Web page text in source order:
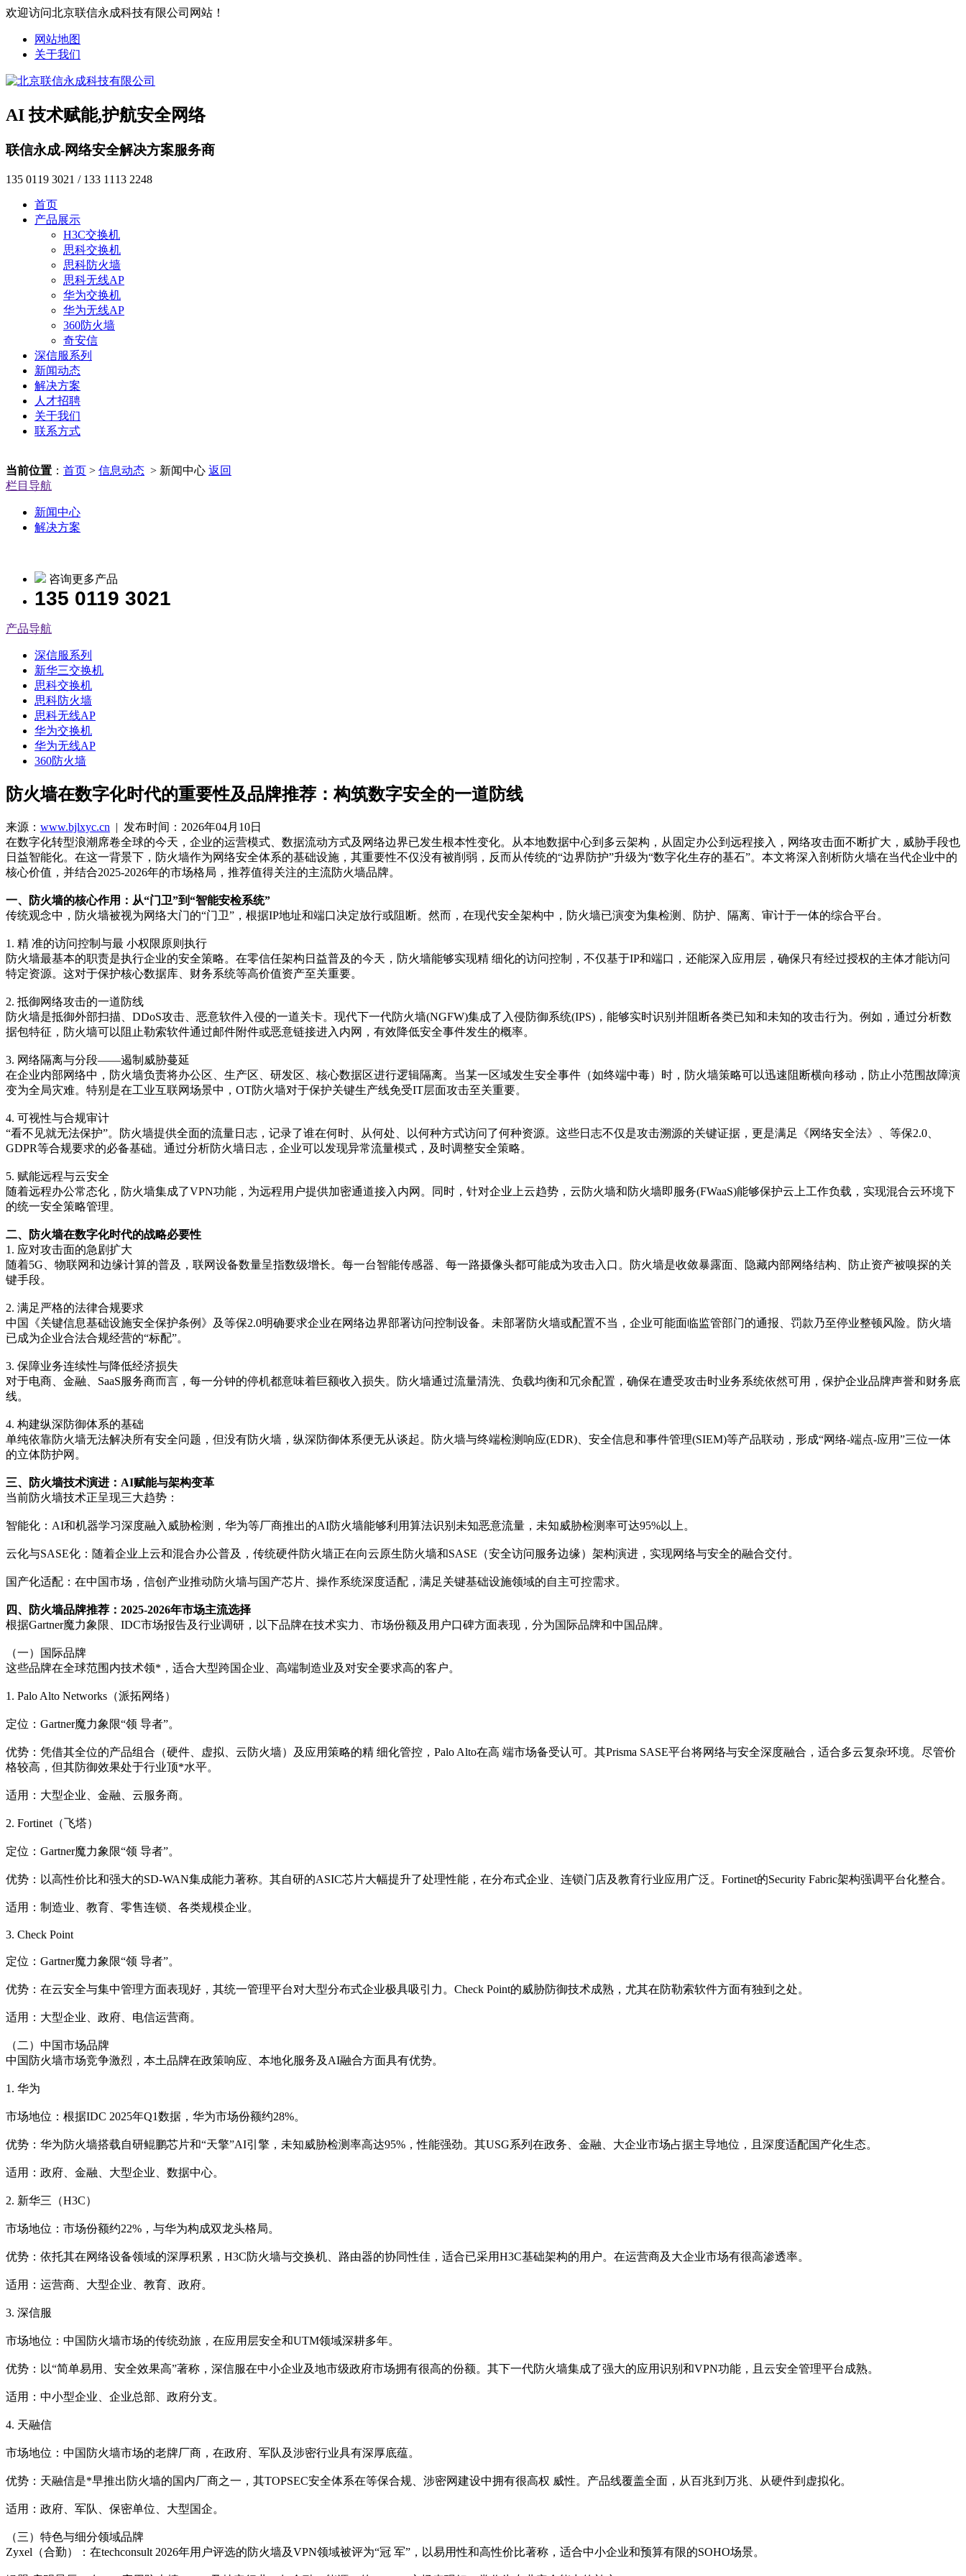
欢迎访问北京联信永成科技有限公司网站！
网站地图
关于我们
AI 技术赋能,护航安全网络
联信永成-网络安全解决方案服务商
135 0119 3021 / 133 1113 2248
首页
产品展示
H3C交换机
思科交换机
思科防火墙
思科无线AP
华为交换机
华为无线AP
360防火墙
奇安信
深信服系列
新闻动态
解决方案
人才招聘
关于我们
联系方式
当前位置 ： 首页 > 信息动态 > 新闻中心 返回
栏目导航
新闻中心
解决方案
咨询更多产品
135 0119 3021
产品导航
深信服系列
新华三交换机
思科交换机
思科防火墙
思科无线AP
华为交换机
华为无线AP
360防火墙
防火墙在数字化时代的重要性及品牌推荐：构筑数字安全的一道防线
来源： www.bjlxyc.cn | 发布时间：2026年04月10日
在数字化转型浪潮席卷全球的今天，企业的运营模式、数据流动方式及网络边界已发生根本性变化。从本地数据中心到多云架构，从固定办公到远程接入，网络攻击面不断扩大，威胁手段也
日益智能化。在这一背景下，防火墙作为网络安全体系的基础设施，其重要性不仅没有被削弱，反而从传统的“边界防护”升级为“数字化生存的基石”。本文将深入剖析防火墙在当代企业中的
核心价值，并结合2025-2026年的市场格局，推荐值得关注的主流防火墙品牌。
一、防火墙的核心作用：从“门卫”到“智能安检系统”
传统观念中，防火墙被视为网络大门的“门卫”，根据IP地址和端口决定放行或阻断。然而，在现代安全架构中，防火墙已演变为集检测、防护、隔离、审计于一体的综合平台。
1. 精 准的访问控制与最 小权限原则执行
防火墙最基本的职责是执行企业的安全策略。在零信任架构日益普及的今天，防火墙能够实现精 细化的访问控制，不仅基于IP和端口，还能深入应用层，确保只有经过授权的主体才能访问
特定资源。这对于保护核心数据库、财务系统等高价值资产至关重要。
2. 抵御网络攻击的一道防线
防火墙是抵御外部扫描、DDoS攻击、恶意软件入侵的一道关卡。现代下一代防火墙(NGFW)集成了入侵防御系统(IPS)，能够实时识别并阻断各类已知和未知的攻击行为。例如，通过分析数
据包特征，防火墙可以阻止勒索软件通过邮件附件或恶意链接进入内网，有效降低安全事件发生的概率。
3. 网络隔离与分段——遏制威胁蔓延
在企业内部网络中，防火墙负责将办公区、生产区、研发区、核心数据区进行逻辑隔离。当某一区域发生安全事件（如终端中毒）时，防火墙策略可以迅速阻断横向移动，防止小范围故障演
变为全局灾难。特别是在工业互联网场景中，OT防火墙对于保护关键生产线免受IT层面攻击至关重要。
4. 可视性与合规审计
“看不见就无法保护”。防火墙提供全面的流量日志，记录了谁在何时、从何处、以何种方式访问了何种资源。这些日志不仅是攻击溯源的关键证据，更是满足《网络安全法》、等保2.0、
GDPR等合规要求的必备基础。通过分析防火墙日志，企业可以发现异常流量模式，及时调整安全策略。
5. 赋能远程与云安全
随着远程办公常态化，防火墙集成了VPN功能，为远程用户提供加密通道接入内网。同时，针对企业上云趋势，云防火墙和防火墙即服务(FWaaS)能够保护云上工作负载，实现混合云环境下
的统一安全策略管理。
二、防火墙在数字化时代的战略必要性
1. 应对攻击面的急剧扩大
随着5G、物联网和边缘计算的普及，联网设备数量呈指数级增长。每一台智能传感器、每一路摄像头都可能成为攻击入口。防火墙是收敛暴露面、隐藏内部网络结构、防止资产被嗅探的关
键手段。
2. 满足严格的法律合规要求
中国《关键信息基础设施安全保护条例》及等保2.0明确要求企业在网络边界部署访问控制设备。未部署防火墙或配置不当，企业可能面临监管部门的通报、罚款乃至停业整顿风险。防火墙
已成为企业合法合规经营的“标配”。
3. 保障业务连续性与降低经济损失
对于电商、金融、SaaS服务商而言，每一分钟的停机都意味着巨额收入损失。防火墙通过流量清洗、负载均衡和冗余配置，确保在遭受攻击时业务系统依然可用，保护企业品牌声誉和财务底
线。
4. 构建纵深防御体系的基础
单纯依靠防火墙无法解决所有安全问题，但没有防火墙，纵深防御体系便无从谈起。防火墙与终端检测响应(EDR)、安全信息和事件管理(SIEM)等产品联动，形成“网络-端点-应用”三位一体
的立体防护网。
三、防火墙技术演进：AI赋能与架构变革
当前防火墙技术正呈现三大趋势：
智能化：AI和机器学习深度融入威胁检测，华为等厂商推出的AI防火墙能够利用算法识别未知恶意流量，未知威胁检测率可达95%以上。
云化与SASE化：随着企业上云和混合办公普及，传统硬件防火墙正在向云原生防火墙和SASE（安全访问服务边缘）架构演进，实现网络与安全的融合交付。
国产化适配：在中国市场，信创产业推动防火墙与国产芯片、操作系统深度适配，满足关键基础设施领域的自主可控需求。
四、防火墙品牌推荐：2025-2026年市场主流选择
根据Gartner魔力象限、IDC市场报告及行业调研，以下品牌在技术实力、市场份额及用户口碑方面表现，分为国际品牌和中国品牌。
（一）国际品牌
这些品牌在全球范围内技术领*，适合大型跨国企业、高端制造业及对安全要求高的客户。
1. Palo Alto Networks（派拓网络）
定位：Gartner魔力象限“领 导者”。
优势：凭借其全位的产品组合（硬件、虚拟、云防火墙）及应用策略的精 细化管控，Palo Alto在高 端市场备受认可。其Prisma SASE平台将网络与安全深度融合，适合多云复杂环境。尽管价
格较高，但其防御效果处于行业顶*水平。
适用：大型企业、金融、云服务商。
2. Fortinet（飞塔）
定位：Gartner魔力象限“领 导者”。
优势：以高性价比和强大的SD-WAN集成能力著称。其自研的ASIC芯片大幅提升了处理性能，在分布式企业、连锁门店及教育行业应用广泛。Fortinet的Security Fabric架构强调平台化整合。
适用：制造业、教育、零售连锁、各类规模企业。
3. Check Point
定位：Gartner魔力象限“领 导者”。
优势：在云安全与集中管理方面表现好，其统一管理平台对大型分布式企业极具吸引力。Check Point的威胁防御技术成熟，尤其在防勒索软件方面有独到之处。
适用：大型企业、政府、电信运营商。
（二）中国市场品牌
中国防火墙市场竞争激烈，本土品牌在政策响应、本地化服务及AI融合方面具有优势。
1. 华为
市场地位：根据IDC 2025年Q1数据，华为市场份额约28%。
优势：华为防火墙搭载自研鲲鹏芯片和“天擎”AI引擎，未知威胁检测率高达95%，性能强劲。其USG系列在政务、金融、大企业市场占据主导地位，且深度适配国产化生态。
适用：政府、金融、大型企业、数据中心。
2. 新华三（H3C）
市场地位：市场份额约22%，与华为构成双龙头格局。
优势：依托其在网络设备领域的深厚积累，H3C防火墙与交换机、路由器的协同性佳，适合已采用H3C基础架构的用户。在运营商及大企业市场有很高渗透率。
适用：运营商、大型企业、教育、政府。
3. 深信服
市场地位：中国防火墙市场的传统劲旅，在应用层安全和UTM领域深耕多年。
优势：以“简单易用、安全效果高”著称，深信服在中小企业及地市级政府市场拥有很高的份额。其下一代防火墙集成了强大的应用识别和VPN功能，且云安全管理平台成熟。
适用：中小型企业、企业总部、政府分支。
4. 天融信
市场地位：中国防火墙市场的老牌厂商，在政府、军队及涉密行业具有深厚底蕴。
优势：天融信是*早推出防火墙的国内厂商之一，其TOPSEC安全体系在等保合规、涉密网建设中拥有很高权 威性。产品线覆盖全面，从百兆到万兆、从硬件到虚拟化。
适用：政府、军队、保密单位、大型国企。
（三）特色与细分领域品牌
Zyxel（合勤）：在techconsult 2026年用户评选的防火墙及VPN领域被评为“冠 军”，以易用性和高性价比著称，适合中小企业和预算有限的SOHO场景。